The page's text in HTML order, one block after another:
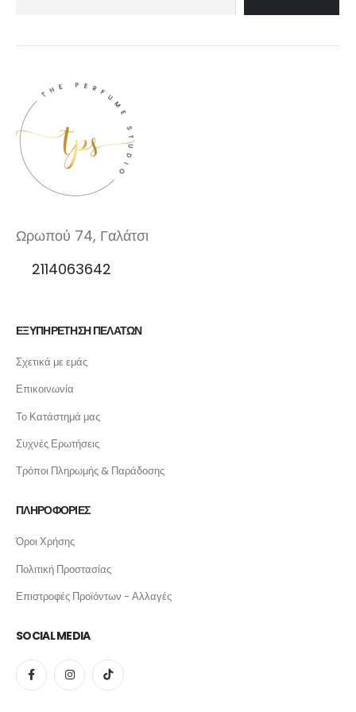
Ωρωπού 74, Γαλάτσι
2114063642
ΕΞΥΠΗΡΕΤΗΣΗ ΠΕΛΑΤΩΝ
Σχετικά με εμάς
Επικοινωνία
Το Κατάστημά μας
Συχνές Ερωτήσεις
Τρόποι Πληρωμής & Παράδοσης
ΠΛΗΡΟΦΟΡΙΕΣ
Όροι Χρήσης
Πολιτική Προστασίας
Επιστροφές Προϊόντων - Αλλαγές
SOCIAL MEDIA